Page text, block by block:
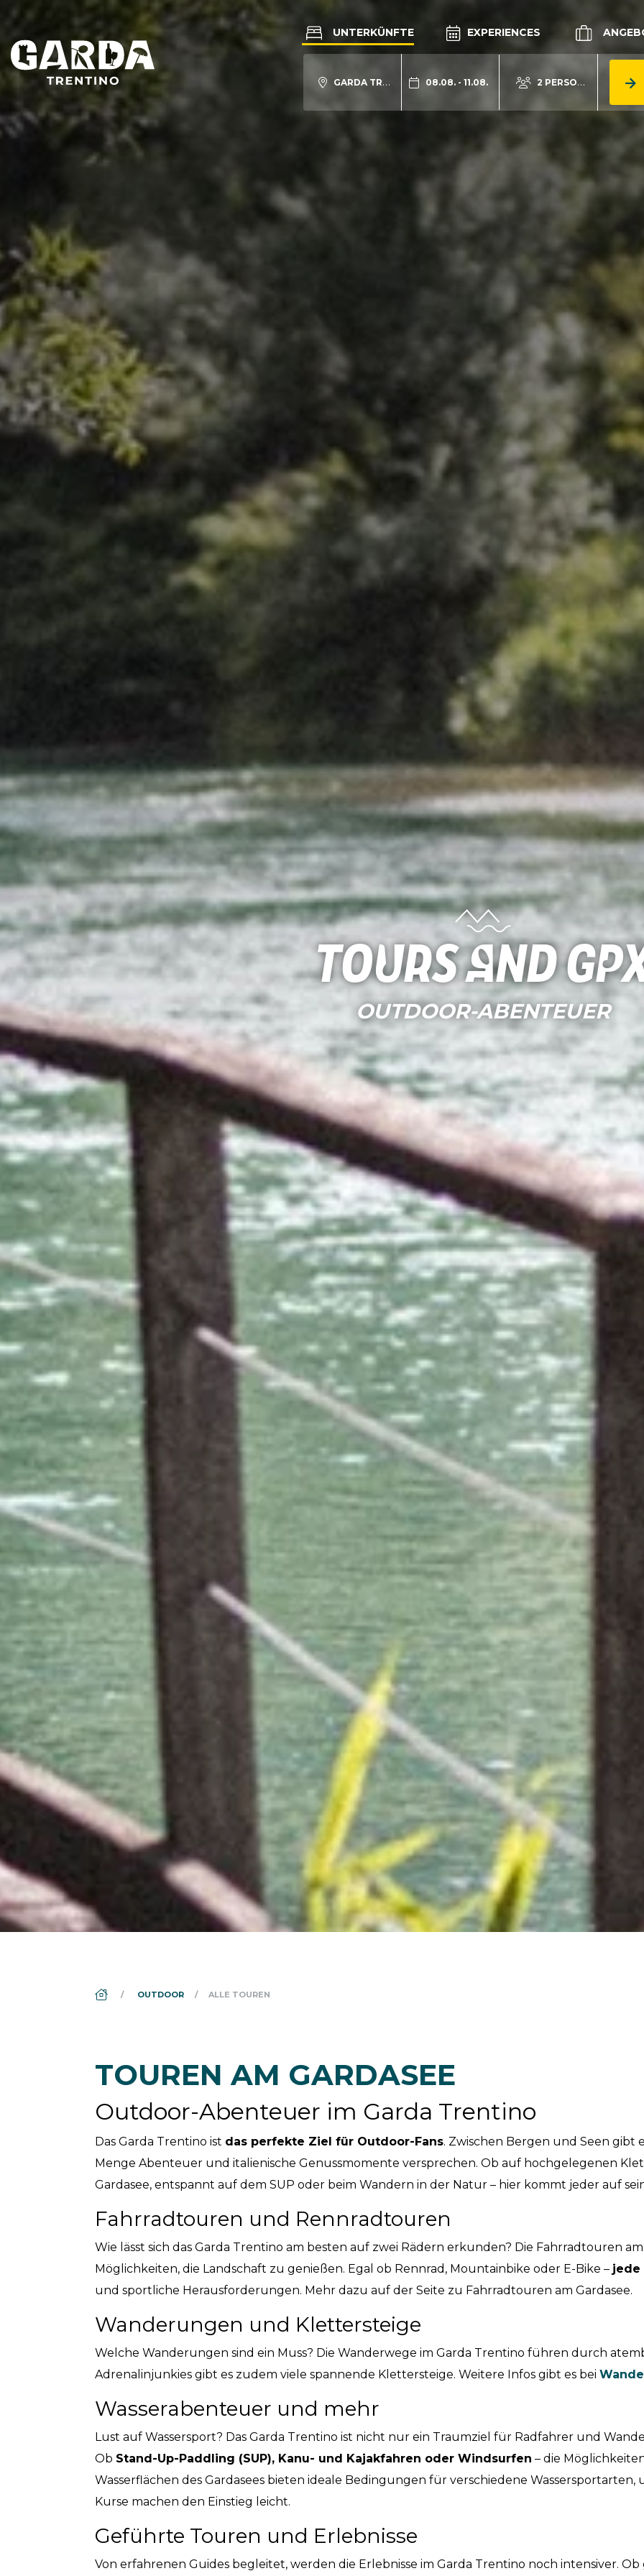
UNTERKÜNFTE EXPERIENCES
GARDA TRENTINO 08.08. - 11.08. 2 PERSONEN
Tours and
OUTDOOR-ABENTEUER
DS_BREADCRUMB.HOME
OUTDOOR ALLE TOUREN
TOUREN AM GARDASEE
Outdoor-Abenteuer im Garda Trentino
Das Garda Trentino ist das perfekte Ziel für Outdoor-Fans. Zwischen Bergen und Seen gibt
Menge Abenteuer und italienische Genussmomente versprechen. Ob auf hochgelegenen
Gardasee, entspannt auf dem SUP oder beim Wandern in der Natur – hier kommt jeder auf
Fahrradtouren und Rennradtouren
Wie lässt sich das Garda Trentino am besten auf zwei Rädern erkunden? Die Fahrradtouren
Möglichkeiten, die Landschaft zu genießen. Egal ob Rennrad, Mountainbike oder E-Bike – jede
und sportliche Herausforderungen. Mehr dazu auf der Seite zu Fahrradtouren am Gardasee.
Wanderungen und Klettersteige
Welche Wanderungen sind ein Muss? Die Wanderwege im Garda Trentino führen durch
Adrenalinjunkies gibt es zudem viele spannende Klettersteige. Weitere Infos gibt es bei
Wasserabenteuer und mehr
Lust auf Wassersport? Das Garda Trentino ist nicht nur ein Traumziel für Radfahrer und
Ob Stand-Up-Paddling (SUP), Kanu- und Kajakfahren oder Windsurfen – die
Wasserflächen des Gardasees bieten ideale Bedingungen für verschiedene
Kurse machen den Einstieg leicht.
Geführte Touren und Erlebnisse
Von erfahrenen Guides begleitet, werden die Erlebnisse im Garda Trentino noch intensiver.